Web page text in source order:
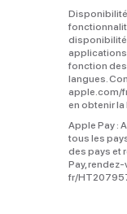
applications
fonction
langues.
apple.com/
en obtenir la
Apple Pay :
tous les
des pays et
Pay,
fr/